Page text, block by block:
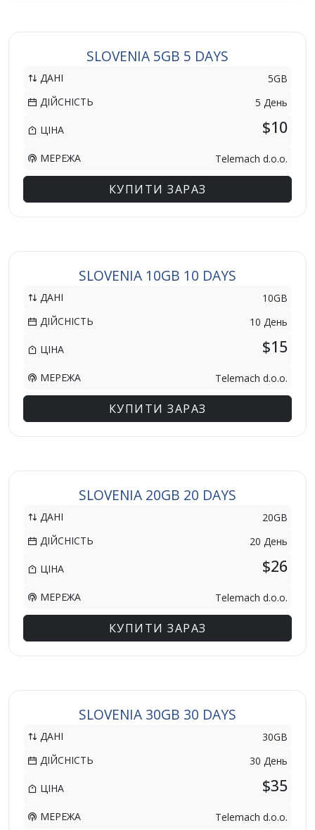
SLOVENIA 5GB 5 DAYS
ДАНІ
5GB
ДІЙСНІСТЬ
5 День
ЦІНА $10
МЕРЕЖА Telemach d.o.o.
КУПИТИ ЗАРАЗ
SLOVENIA 10GB 10 DAYS
ДАНІ
10GB
ДІЙСНІСТЬ
10 День
ЦІНА $15
МЕРЕЖА Telemach d.o.o.
КУПИТИ ЗАРАЗ
SLOVENIA 20GB 20 DAYS
ДАНІ
20GB
ДІЙСНІСТЬ
20 День
ЦІНА $26
МЕРЕЖА Telemach d.o.o.
КУПИТИ ЗАРАЗ
SLOVENIA 30GB 30 DAYS
ДАНІ
30GB
ДІЙСНІСТЬ
30 День
ЦІНА $35
МЕРЕЖА Telemach d.o.o.